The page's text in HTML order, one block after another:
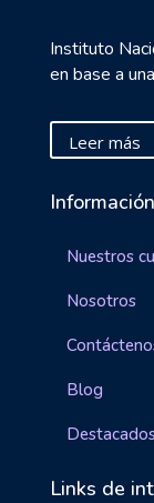
Instituto
en base a
Leer más
Información
Nuestros
Nosotros
Blog
Links de